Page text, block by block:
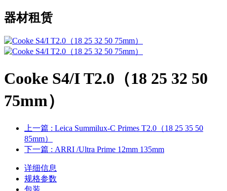
器材租赁
Cooke S4/I T2.0（18 25 32 50
75mm）
上一篇 : Leica Summilux-C Primes T2.0（18 25 35 50
85mm）
下一篇 : ARRI /Ultra Prime 12mm 135mm
详细信息
规格参数
包装